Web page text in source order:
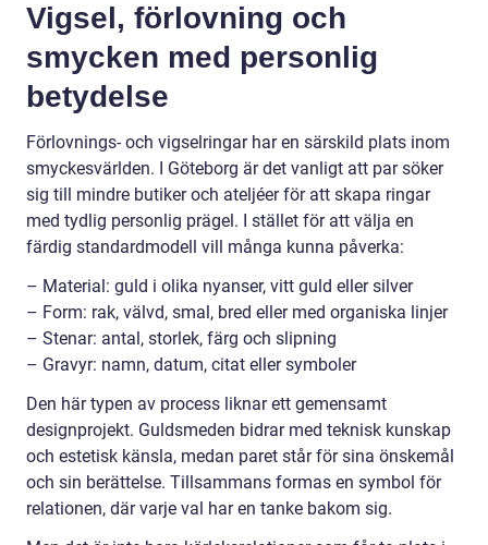
Vigsel, förlovning och
smycken med personlig
betydelse
Förlovnings- och vigselringar har en särskild plats inom
smyckesvärlden. I Göteborg är det vanligt att par söker
sig till mindre butiker och ateljéer för att skapa ringar
med tydlig personlig prägel. I stället för att välja en
färdig standardmodell vill många kunna påverka:
– Material: guld i olika nyanser, vitt guld eller silver
– Form: rak, välvd, smal, bred eller med organiska linjer
– Stenar: antal, storlek, färg och slipning
– Gravyr: namn, datum, citat eller symboler
Den här typen av process liknar ett gemensamt
designprojekt. Guldsmeden bidrar med teknisk kunskap
och estetisk känsla, medan paret står för sina önskemål
och sin berättelse. Tillsammans formas en symbol för
relationen, där varje val har en tanke bakom sig.